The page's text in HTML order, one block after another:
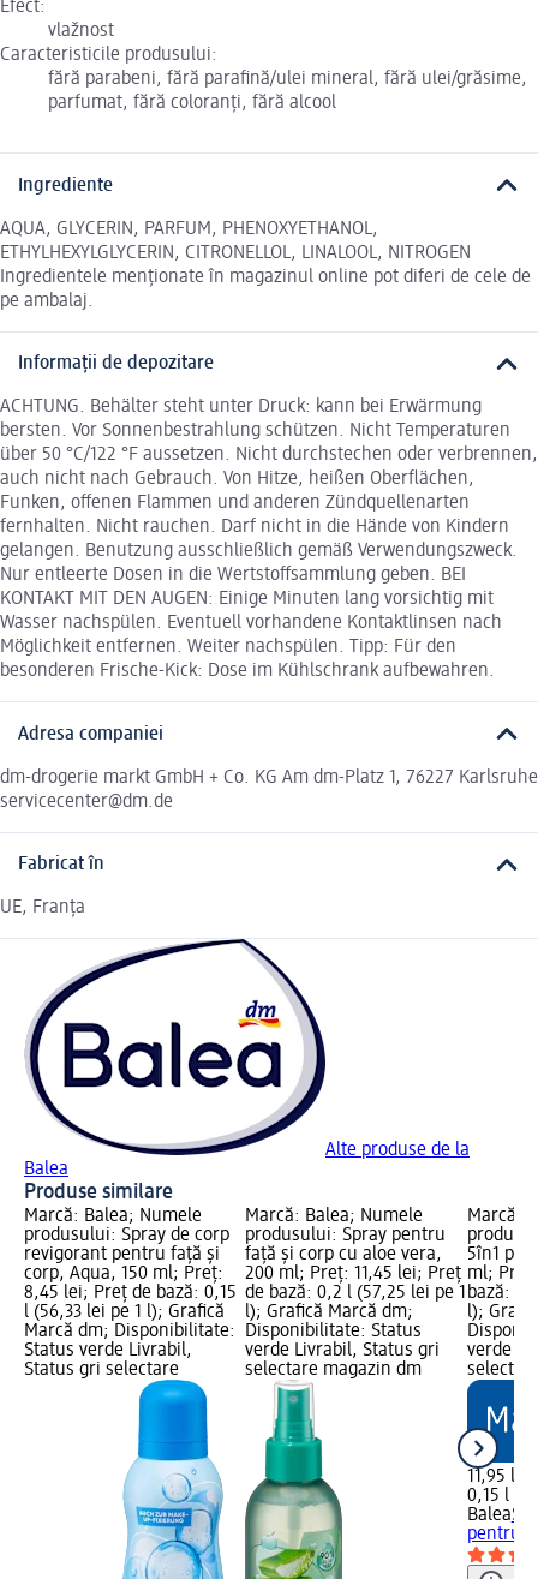
Efect:
vlažnost
Caracteristicile produsului:
fără parabeni, fără parafină/ulei mineral, fără ulei/grăsime,
parfumat, fără coloranți, fără alcool
Ingrediente
AQUA, GLYCERIN, PARFUM, PHENOXYETHANOL,
ETHYLHEXYLGLYCERIN, CITRONELLOL, LINALOOL, NITROGEN
Ingredientele menționate în magazinul online pot diferi de cele de
pe ambalaj.
Informații de depozitare
ACHTUNG. Behälter steht unter Druck: kann bei Erwärmung
bersten. Vor Sonnenbestrahlung schützen. Nicht Temperaturen
über 50 °C/122 °F aussetzen. Nicht durchstechen oder verbrennen,
auch nicht nach Gebrauch. Von Hitze, heißen Oberflächen,
Funken, offenen Flammen und anderen Zündquellenarten
fernhalten. Nicht rauchen. Darf nicht in die Hände von Kindern
gelangen. Benutzung ausschließlich gemäß Verwendungszweck.
Nur entleerte Dosen in die Wertstoffsammlung geben. BEI
KONTAKT MIT DEN AUGEN: Einige Minuten lang vorsichtig mit
Wasser nachspülen. Eventuell vorhandene Kontaktlinsen nach
Möglichkeit entfernen. Weiter nachspülen. Tipp: Für den
besonderen Frische-Kick: Dose im Kühlschrank aufbewahren.
Adresa companiei
dm-drogerie markt GmbH + Co. KG Am dm-Platz 1, 76227 Karlsruhe
servicecenter@dm.de
Fabricat în
UE, Franța
Alte produse de la
Balea
Produse similare
Marcă: Balea; Numele
produsului: Spray de corp
revigorant pentru față și
corp, Aqua, 150 ml; Preț:
8,45 lei; Preț de bază: 0,15
l (56,33 lei pe 1 l); Grafică
Marcă dm; Disponibilitate:
Status verde Livrabil,
Status gri selectare
Marcă: Balea; Numele
produsului: Spray pentru
față și corp cu aloe vera,
200 ml; Preț: 11,45 lei; Preț
de bază: 0,2 l (57,25 lei pe 1
l); Grafică Marcă dm;
Disponibilitate: Status
verde Livrabil, Status gri
selectare magazin dm
Marcă:
5în1
ml;
bază:
l);
verde
11,95 lei
0,15 l
Balea
pentru